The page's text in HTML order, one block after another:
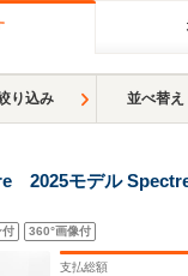
り込み 並べ替え
2025モデル
付 360°画像付
支払総額